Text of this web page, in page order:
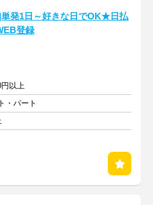
単発1日～好きな日でOK★日払
登録
以上
・パート